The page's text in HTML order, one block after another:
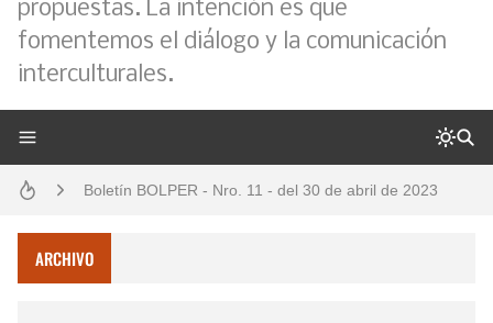
propuestas. La intención es que
fomentemos el diálogo y la comunicación
interculturales.
Boletín BOLPER - Nro. 11 - del 30 de abril de 2023
Boletín BOLPER - Nro. 10 - del 31 de marzo de 2023
ARCHIVO